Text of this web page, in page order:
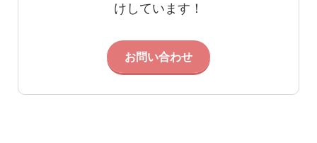
けしています！
お問い合わせ